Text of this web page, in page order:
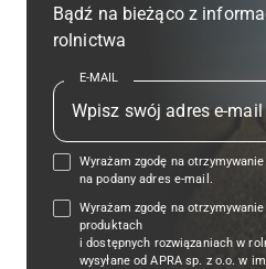
Bądź na bieżąco z
rolnictwa
E-MAIL
Wyrażam zgodę na
na podany adres e-mail.
Wyrażam zgodę na
produktach
i dostępnych rozwiązaniach w
wysyłane od APRA sp. z o.o. w